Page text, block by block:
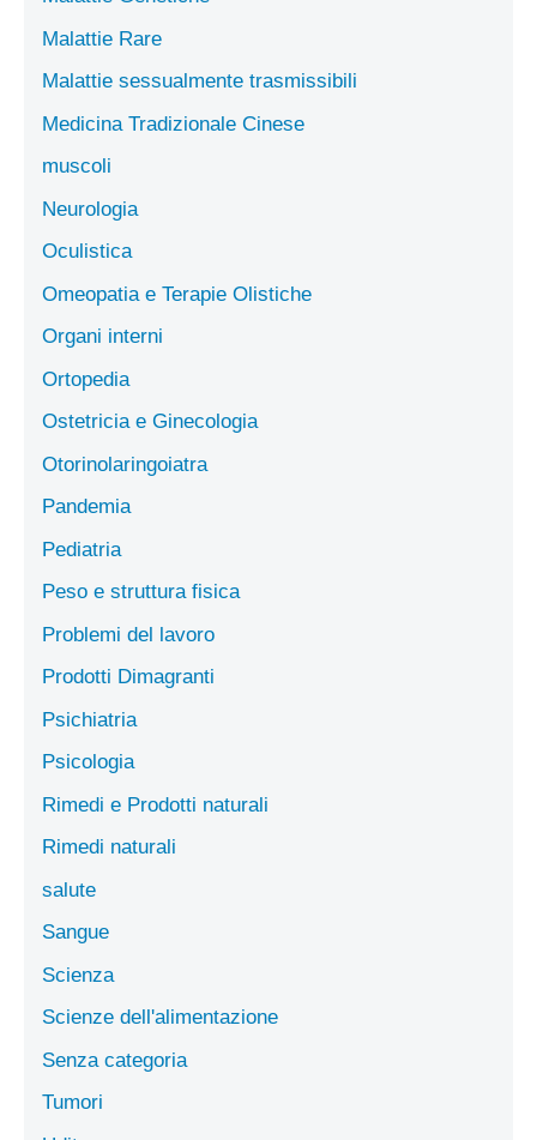
Malattie Rare
Malattie sessualmente trasmissibili
Medicina Tradizionale Cinese
muscoli
Neurologia
Oculistica
Omeopatia e Terapie Olistiche
Organi interni
Ortopedia
Ostetricia e Ginecologia
Otorinolaringoiatra
Pandemia
Pediatria
Peso e struttura fisica
Problemi del lavoro
Prodotti Dimagranti
Psichiatria
Psicologia
Rimedi e Prodotti naturali
Rimedi naturali
salute
Sangue
Scienza
Scienze dell'alimentazione
Senza categoria
Tumori